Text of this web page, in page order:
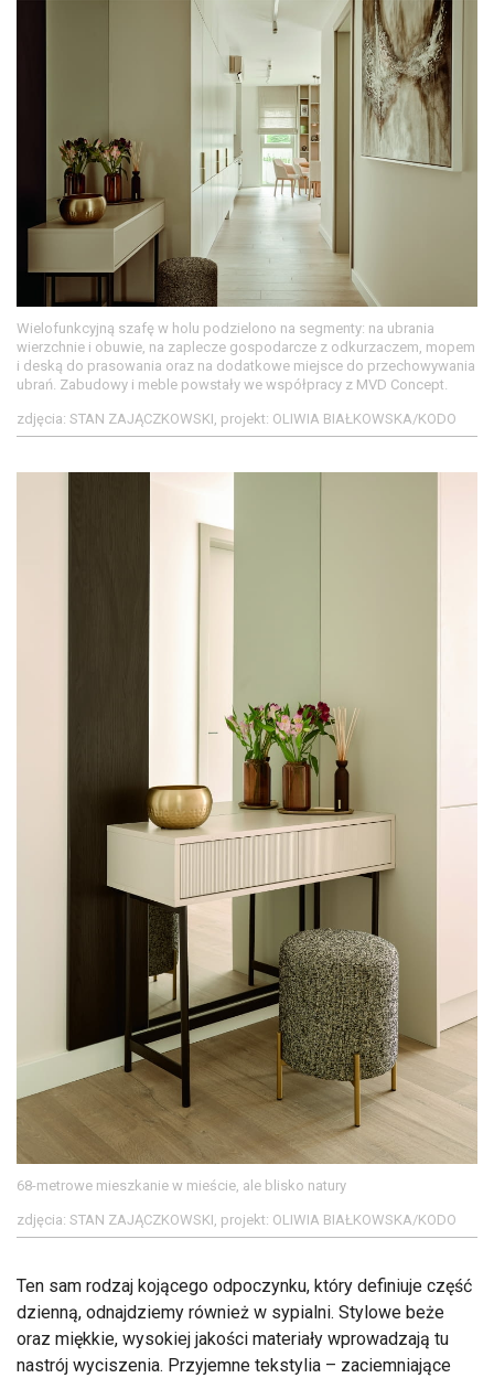
Wielofunkcyjną szafę w holu podzielono na segmenty: na ubrania
wierzchnie i obuwie, na zaplecze gospodarcze z odkurzaczem, mopem
i deską do prasowania oraz na dodatkowe miejsce do przechowywania
ubrań. Zabudowy i meble powstały we współpracy z MVD Concept.
zdjęcia: STAN ZAJĄCZKOWSKI, projekt: OLIWIA BIAŁKOWSKA/KODO
68-metrowe mieszkanie w mieście, ale blisko natury
zdjęcia: STAN ZAJĄCZKOWSKI, projekt: OLIWIA BIAŁKOWSKA/KODO
Ten sam rodzaj kojącego odpoczynku, który definiuje część
dzienną, odnajdziemy również w sypialni. Stylowe beże
oraz miękkie, wysokiej jakości materiały wprowadzają tu
nastrój wyciszenia. Przyjemne tekstylia – zaciemniające